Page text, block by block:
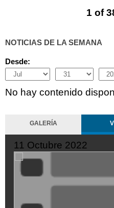
1 of
NOTICIAS DE LA SEMANA
Desde:
Month
Day Year
No hay contenido
GALERÍA
11 Octubre 2022
SeQiPrxjl-